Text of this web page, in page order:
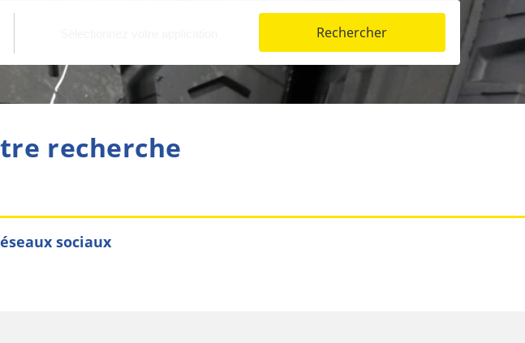
Voitures, VUS
Rechercher
recherche
sociaux